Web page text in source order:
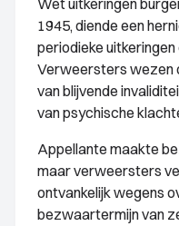
Wet uitkeringen
1945, diende een
periodieke
Verweersters wezen
van blijvende
van psychische
Appellante maakte
maar verweersters
ontvankelijk wegens
bezwaartermijn van